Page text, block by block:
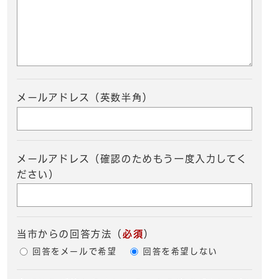
メールアドレス（英数半角）
メールアドレス（確認のためもう一度入力してく
ださい）
当市からの回答方法 （ 必須）
回答をメールで希望 回答を希望しない